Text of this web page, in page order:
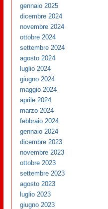
gennaio 2025
dicembre 2024
novembre 2024
ottobre 2024
settembre 2024
agosto 2024
luglio 2024
giugno 2024
maggio 2024
aprile 2024
marzo 2024
febbraio 2024
gennaio 2024
dicembre 2023
novembre 2023
ottobre 2023
settembre 2023
agosto 2023
luglio 2023
giugno 2023